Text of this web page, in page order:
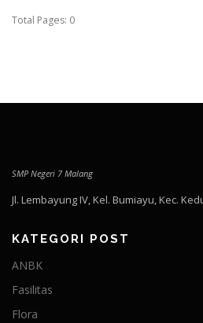
Total Pages: 0
SMP Negeri 7 Malang
Jl. Lembayung IV, Kel. Bumiayu, Kec.
KATEGORI POST
ANBK
Fasilitas
Flora